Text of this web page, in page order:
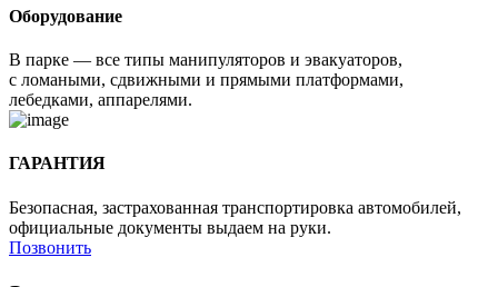
Оборудование
В парке — все типы манипуляторов и эвакуаторов,
с ломаными, сдвижными и прямыми платформами,
лебедками, аппарелями.
ГАРАНТИЯ
Безопасная, застрахованная транспортировка автомобилей,
официальные документы выдаем на руки.
Позвонить